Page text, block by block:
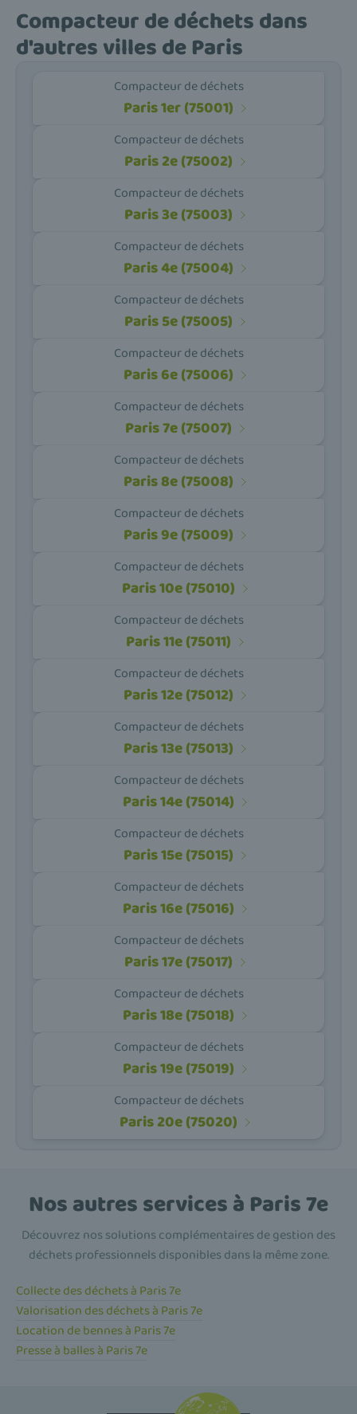
Compacteur de déchets dans
d'autres villes de Paris
Compacteur de déchets
Paris 1er (75001)
Compacteur de déchets
Paris 2e (75002)
Compacteur de déchets
Paris 3e (75003)
Compacteur de déchets
Paris 4e (75004)
Compacteur de déchets
Paris 5e (75005)
Compacteur de déchets
Paris 6e (75006)
Compacteur de déchets
Paris 7e (75007)
Compacteur de déchets
Paris 8e (75008)
Compacteur de déchets
Paris 9e (75009)
Compacteur de déchets
Paris 10e (75010)
Compacteur de déchets
Paris 11e (75011)
Compacteur de déchets
Paris 12e (75012)
Compacteur de déchets
Paris 13e (75013)
Compacteur de déchets
Paris 14e (75014)
Compacteur de déchets
Paris 15e (75015)
Compacteur de déchets
Paris 16e (75016)
Compacteur de déchets
Paris 17e (75017)
Compacteur de déchets
Paris 18e (75018)
Compacteur de déchets
Paris 19e (75019)
Compacteur de déchets
Paris 20e (75020)
Nos autres services à Paris 7e
Découvrez nos solutions complémentaires de gestion des
déchets professionnels disponibles dans la même zone.
Collecte des déchets à Paris 7e
Valorisation des déchets à Paris 7e
Location de bennes à Paris 7e
Presse à balles à Paris 7e